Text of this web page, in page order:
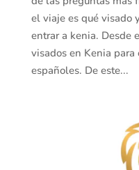
el viaje es qué visado
entrar a kenia. Desde
visados en Kenia
españoles. De este...